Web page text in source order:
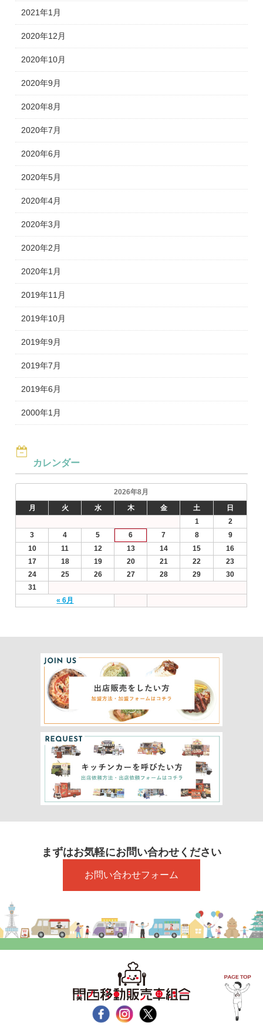
2021年1月
2020年12月
2020年10月
2020年9月
2020年8月
2020年7月
2020年6月
2020年5月
2020年4月
2020年3月
2020年2月
2020年1月
2019年11月
2019年10月
2019年9月
2019年7月
2019年6月
2000年1月
カレンダー
2026年8月
月
火 水 木 金 土 日
« 6月
1
2
3
4 5 6 7 8
9
10
11 12 13 14 15
16
17
18 19 20 21 22
23
24
25 26 27 28 29
30
31
まずはお気軽にお問い合わせください
お問い合わせフォーム